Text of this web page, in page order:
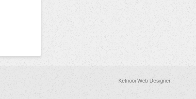
Ketnooi Web Designer